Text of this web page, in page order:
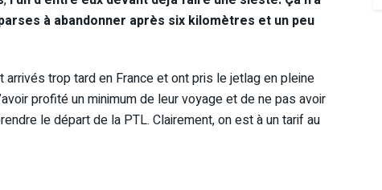
à abandonner après six kilomètres et un peu
arrivés trop tard en France et ont pris le jetlag en pleine
profité un minimum de leur voyage et de ne pas avoir
le départ de la PTL. Clairement, on est à un tarif au